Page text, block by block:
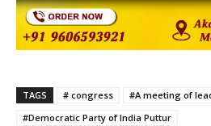
TAGS # congress
#A meeting of
#Democratic Party of India Puttur